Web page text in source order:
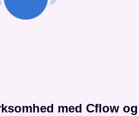
med Cflow og